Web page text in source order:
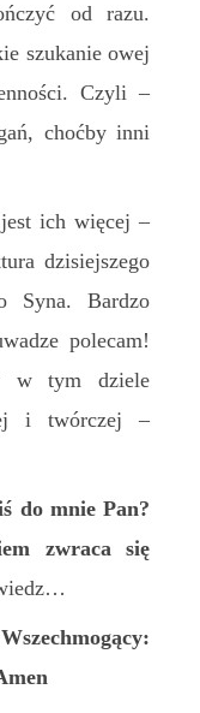
od razu.
szukanie owej
Czyli –
choćby inni
ich więcej –
dzisiejszego
Syna. Bardzo
polecam!
w tym dziele
i twórczej –
do mnie Pan?
zwraca się